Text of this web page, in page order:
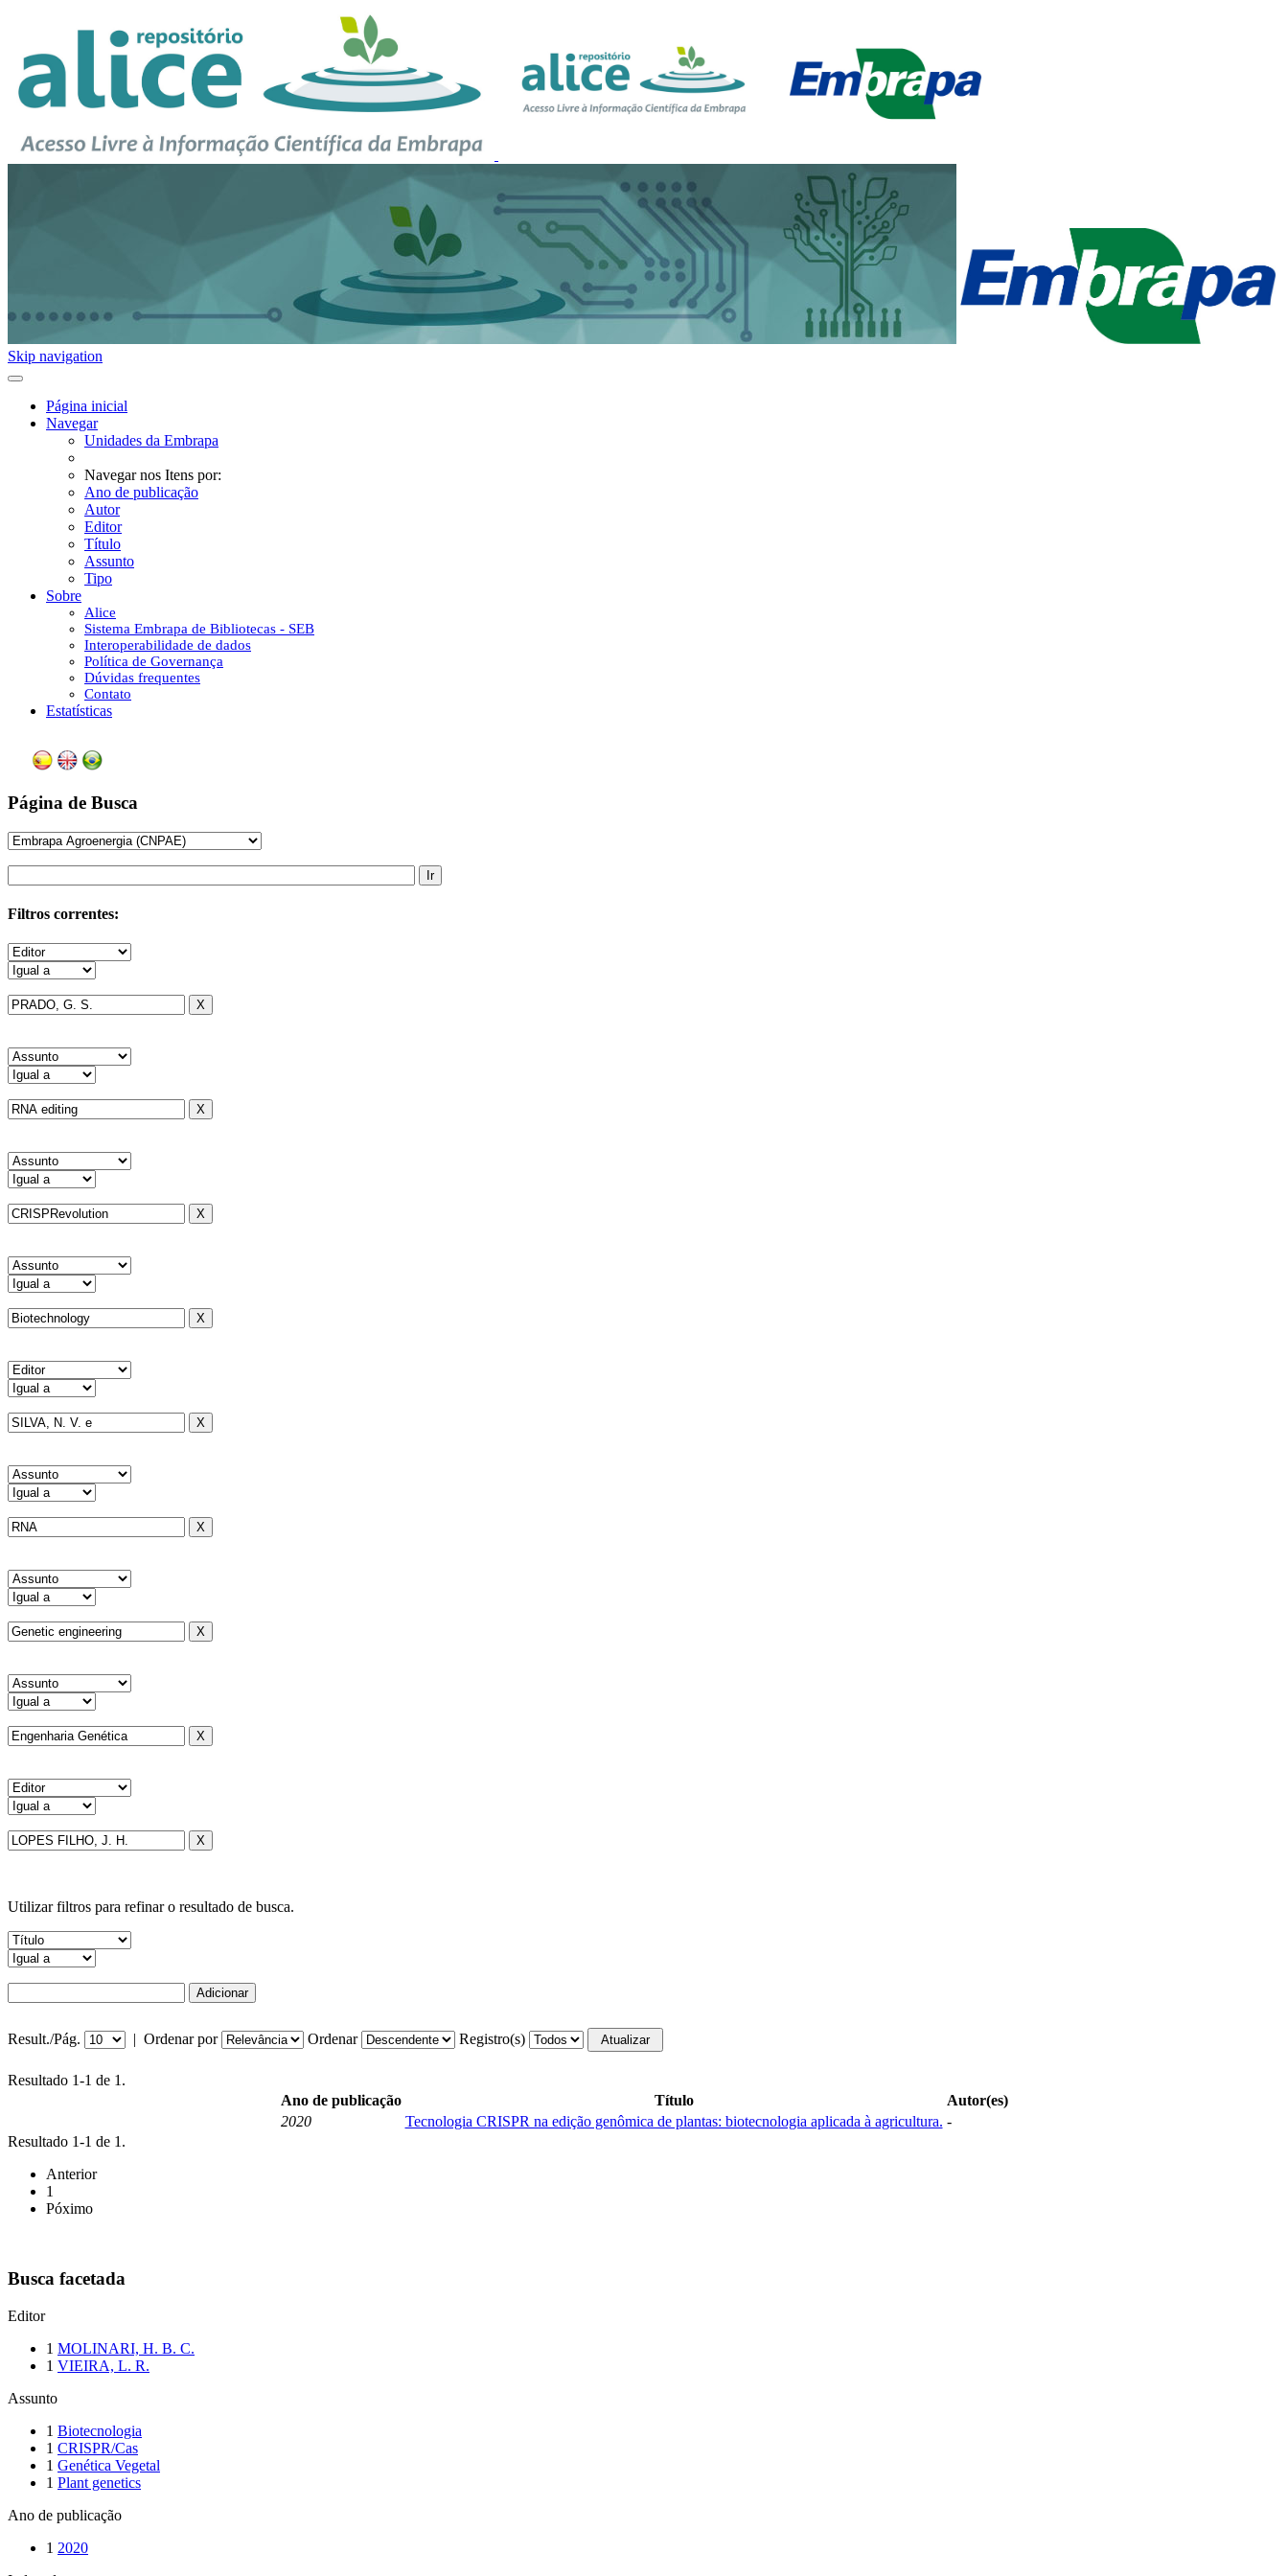
Skip navigation
Página inicial
Navegar
Unidades da Embrapa
Navegar nos Itens por:
Ano de publicação
Autor
Editor
Título
Assunto
Tipo
Sobre
Alice
Sistema Embrapa de Bibliotecas - SEB
Interoperabilidade de dados
Política de Governança
Dúvidas frequentes
Contato
Estatísticas
Página de Busca
Filtros correntes:
Utilizar filtros para refinar o resultado de busca.
Result./Pág. | Ordenar por Ordenar Registro(s)
Resultado 1-1 de 1.
Ano de publicação
Título
Autor(es)
2020
Tecnologia CRISPR na edição genômica de plantas: biotecnologia aplicada à agricultura. -
Resultado 1-1 de 1.
Anterior
1
Póximo
Busca facetada
Editor
1 MOLINARI, H. B. C.
1 VIEIRA, L. R.
Assunto
1 Biotecnologia
1 CRISPR/Cas
1 Genética Vegetal
1 Plant genetics
Ano de publicação
1 2020